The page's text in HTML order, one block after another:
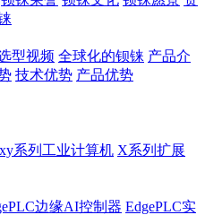
型视频 全球化的钡铼 产品介
技术优势 产品优势
系列工业计算机 X系列扩展
边缘AI控制器 EdgePLC实